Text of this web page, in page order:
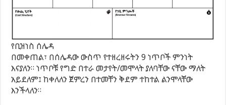
የቢዝነስ ሰሌዳ
በመቀጠል፣ በሰሌዳው ውስጥ የተዘረዘሩትን 9 ነጥቦች ምንነት
እናያለን። ነጥቦቹ የግድ በተራ መታየት/መሞላት ያለባቸው ናቸው ማለት
አይደለም፤ ከቀለለን ጀምረን በተመቸን ቅደም ተከተል ልንሞላቸው
እንችላለን።